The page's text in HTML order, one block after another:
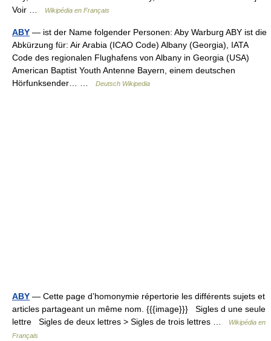
Voir …
Wikipédia en Français
ABY — ist der Name folgender Personen: Aby Warburg ABY ist die
Abkürzung für: Air Arabia (ICAO Code) Albany (Georgia), IATA
Code des regionalen Flughafens von Albany in Georgia (USA)
American Baptist Youth Antenne Bayern, einem deutschen
Hörfunksender… …
Deutsch Wikipedia
ABY — Cette page d’homonymie répertorie les différents sujets et
articles partageant un même nom. {{{image}}} Sigles d une seule
lettre Sigles de deux lettres > Sigles de trois lettres …
Wikipédia en
Français